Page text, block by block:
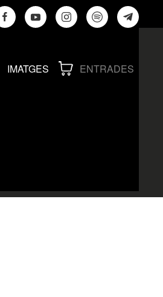
IMATGES ENTRADES